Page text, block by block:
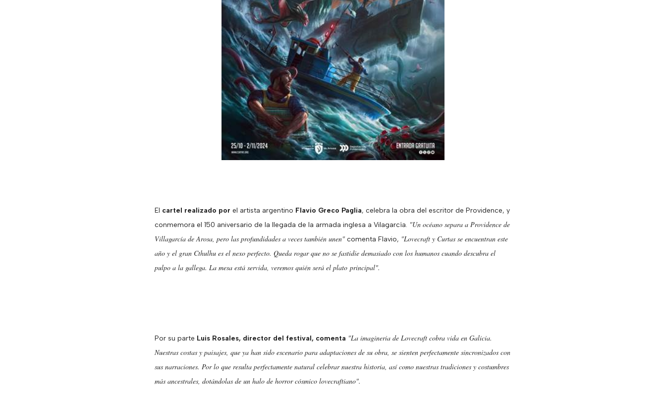
El cartel realizado por el artista argentino Flavio Greco Paglia, celebra la obra del escritor de Providence, y
conmemora el 150 aniversario de la llegada de la armada inglesa a Vilagarcía. "Un océano separa a Providence de
Villagarcía de Arosa, pero las profundidades a veces también unen" comenta Flavio, "Lovecraft y Curtas se encuentran este
año y el gran Cthulhu es el nexo perfecto. Queda rogar que no se fastidie demasiado con los humanos cuando descubra el
pulpo a la gallega. La mesa está servida, veremos quién será el plato principal".
Por su parte Luis Rosales, director del festival, comenta "La imagineria de Lovecraft cobra vida en Galicia.
Nuestras costas y paisajes, que ya han sido escenario para adaptaciones de su obra, se sienten perfectamente sincronizados con
sus narraciones. Por lo que resulta perfectamente natural celebrar nuestra historia, así como nuestras tradiciones y costumbres
más ancestrales, dotándolas de un halo de horror cósmico lovecraftiano".